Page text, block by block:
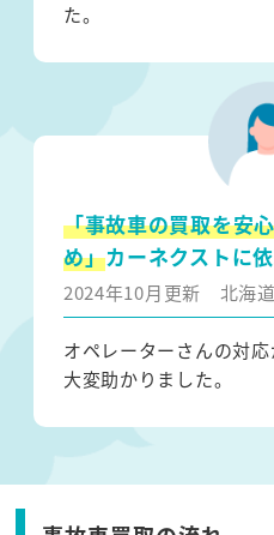
た。
「事故車の買取を安
め」カーネクストに
2024年10月更新 北海
オペレーターさんの対応
大変助かりました。